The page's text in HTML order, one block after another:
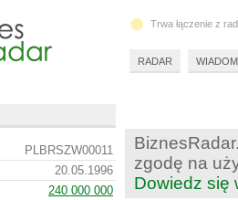
zgodę na
Dowiedz się
PLBRSZW00011
20.05.1996
240 000 000
Trwa łączenie z
RADAR